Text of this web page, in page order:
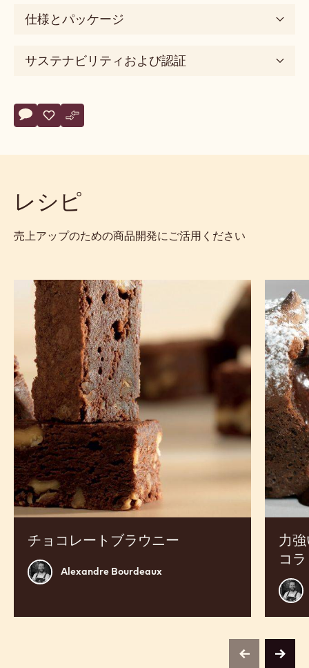
仕様とパッケージ
サステナビリティおよび認証
Actions
コメント
- Power80
保存
- Power80
比較
- Power80
レシピ
売上アップのための商品開発にご活用ください
チョコレートブラウニー
Alexandre
Bourdeaux
Alexandre Bourdeaux
ー
ト
ブ
ラ
ウ
ニ
ー
力
コラ
強
い
チ
ョ
コ
レ
ー
ト
モ
エ
ル
ー
シ
ョ
previousnext